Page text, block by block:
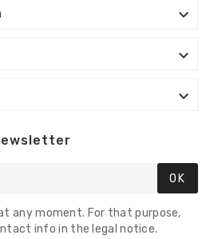



OK
any moment. For that purpose,
info in the legal notice.